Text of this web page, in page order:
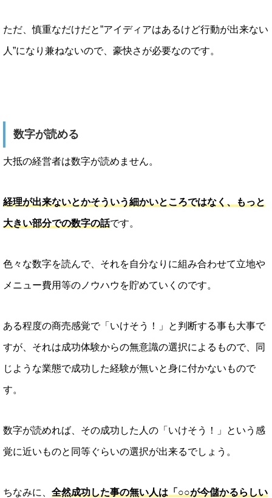
ただ、慎重なだけだと”アイディアはあるけど行動が出来ない
人”になり兼ねないので、豪快さが必要なのです。
数字が読める
大抵の経営者は数字が読めません。
経理が出来ないとかそういう細かいところではなく、もっと
大きい部分での数字の話です。
色々な数字を読んで、それを自分なりに組み合わせて立地や
メニュー費用等のノウハウを貯めていくのです。
ある程度の商売感覚で「いけそう！」と判断する事も大事で
すが、それは成功体験からの無意識の選択によるもので、同
じような業態で成功した経験が無いと身に付かないもので
す。
数字が読めれば、その成功した人の「いけそう！」という感
覚に近いものと同等ぐらいの選択が出来るでしょう。
ちなみに、 全然成功した事の無い人は「○○が今儲かるらしい